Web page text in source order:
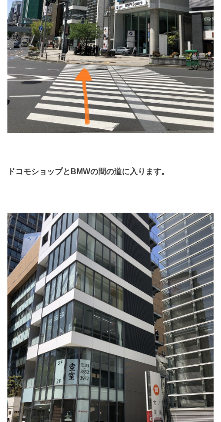
ドコモショップとBMWの間の道に入ります。